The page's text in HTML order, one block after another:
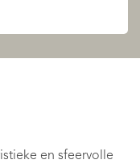
en sfeervolle